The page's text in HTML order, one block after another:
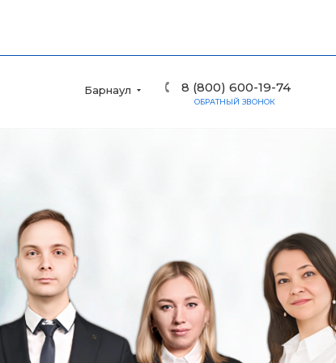
Барнаул 8 (800) 600-19-74
ОБРАТНЫЙ ЗВОНОК